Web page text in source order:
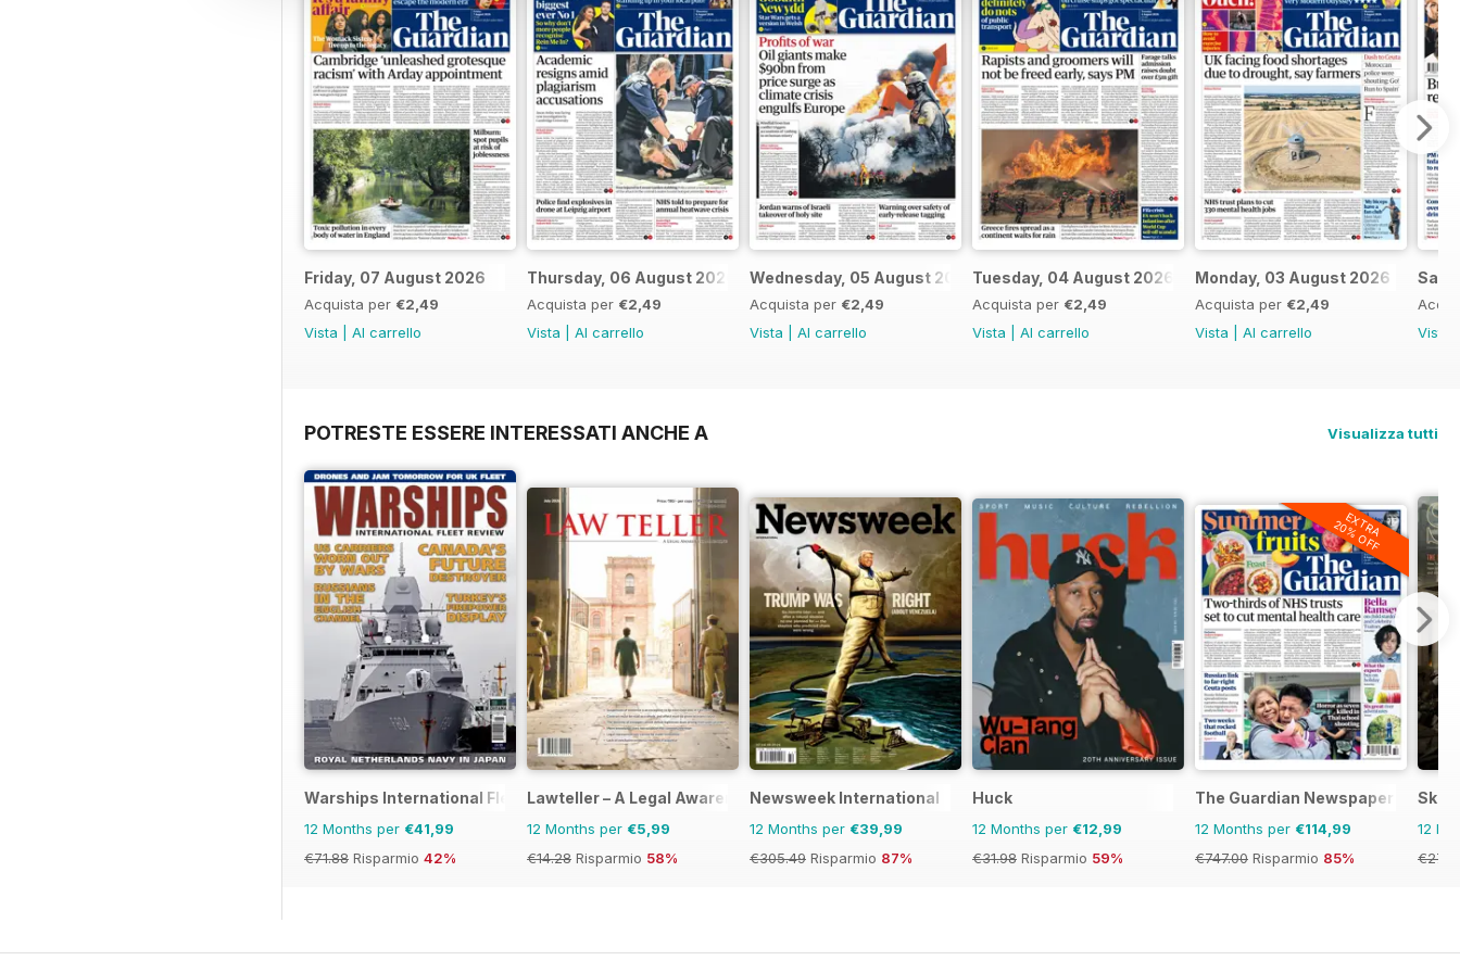
Friday, 07 August 2026
Acquista per €2,49
Vista
Al carrello
Thursday, 06 August 2026
Acquista per €2,49
Vista
Al carrello
Wednesday, 05 August 2026
Acquista per €2,49
Vista
Al carrello
Tuesday, 04 August 2026
Acquista per €2,49
Vista
Al carrello
Monday, 03 August 2026
Acquista per €2,49
Vista
Al carrello
Vista
POTRESTE ESSERE INTERESSATI ANCHE A Visualizza tutti
Warships International Fleet Review
12 Months per €41,99
€71.88 Risparmio 42%
Lawteller – A Legal Awareness Magazine
12 Months per €5,99
€14.28 Risparmio 58%
Newsweek International
12 Months per €39,99
€305.49 Risparmio 87%
Huck
12 Months per €12,99
€31.98 Risparmio 59%
EXTRA
20% OFF
The Guardian Newspaper
12 Months per €114,99
€747.00 Risparmio 85%
12